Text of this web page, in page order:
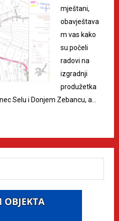
mještani,
obavještava
m vas kako
su počeli
radovi na
izgradnji
produžetka
Selu i Donjem Zebancu, a…